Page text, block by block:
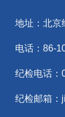
地址：北京
电话：86-
纪检电话：
纪检邮箱：